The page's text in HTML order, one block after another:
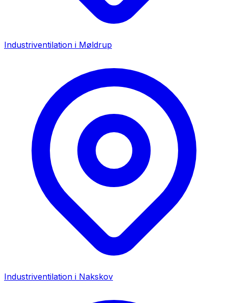
Industriventilation i Møldrup
Industriventilation i Nakskov